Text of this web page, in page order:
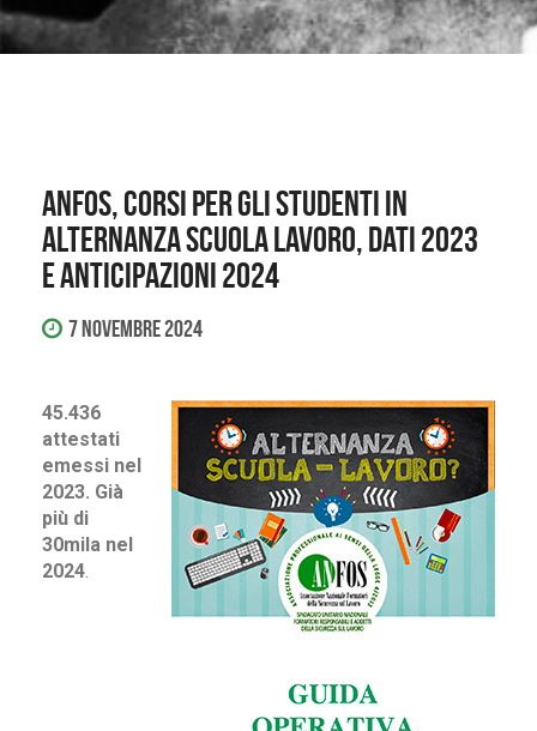
Anfos, corsi per gli studenti in
alternanza scuola lavoro, dati 2023
e anticipazioni 2024
7 Novembre 2024
45.436
attestati
emessi nel
2023. Già
più di
30mila nel
2024.